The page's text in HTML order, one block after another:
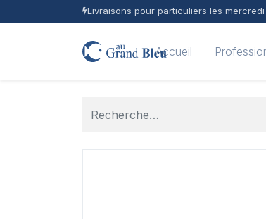
Livraisons pour particuliers les
Accueil